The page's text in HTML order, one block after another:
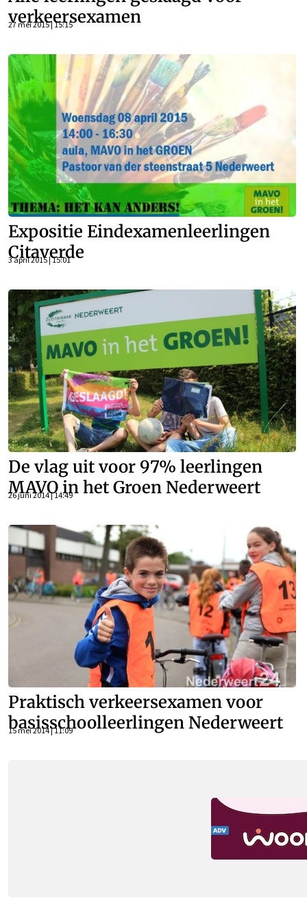
verkeersexamen
27 mei 2015 | 15:15
Expositie Eindexamenleerlingen
Citaverde
3 april 2015 | 15:01
De vlag uit voor 97% leerlingen
MAVO in het Groen Nederweert
26 juni 2014 | 14:49
Praktisch verkeersexamen voor
basisschoolleerlingen Nederweert
15 mei 2014 | 11:09